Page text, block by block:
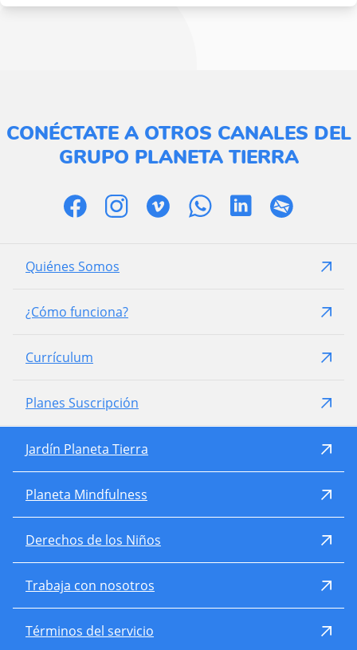
CONÉCTATE A OTROS CANALES DEL
GRUPO PLANETA TIERRA
Quiénes Somos
¿Cómo funciona?
Currículum
Planes Suscripción
Jardín Planeta Tierra
Planeta Mindfulness
Derechos de los Niños
Trabaja con nosotros
Términos del servicio